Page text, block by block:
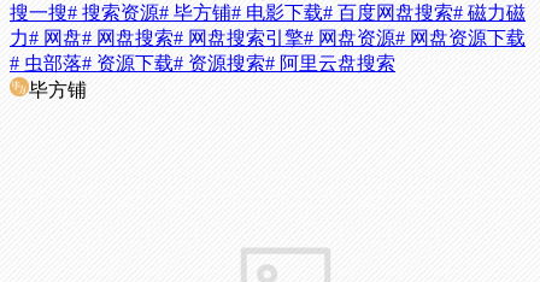
搜一搜# 搜索资源# 毕方铺# 电影下载# 百度网盘搜索# 磁力磁
力# 网盘# 网盘搜索# 网盘搜索引擎# 网盘资源# 网盘资源下载
# 虫部落# 资源下载# 资源搜索# 阿里云盘搜索
毕方铺